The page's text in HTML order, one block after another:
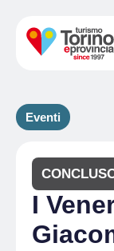
Eventi
I